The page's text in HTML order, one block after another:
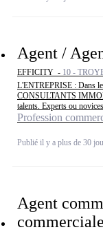
Agent /
EFFICITY - 10 -
L'ENTREPRISE : Dans
CONSULTANTS
talents. Experts ou
Profession
Publié il y a plus de 30
Agent